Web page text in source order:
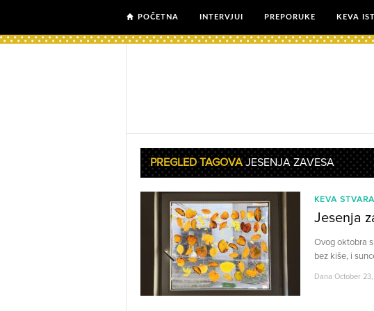
POČETNA INTERVJUI PREPORUKE KEVA
PREGLED TAGOVAJESENJA ZAVESA
KEVA STVARA
Jesenja
Ovog oktobra
bez kiše, i
Dana October